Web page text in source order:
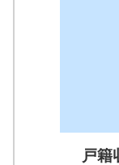
戸籍